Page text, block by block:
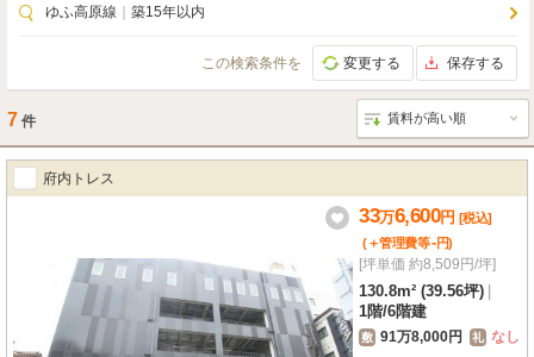
ゆふ高原線 築15年以内
この検索条件を 変更する 保存する
7 件
府内トレス
33万6,600円 [税込]
(＋管理費等-円)
[坪単価 約8,509円/坪]
130.8m² (39.56坪)
1階/6階建
敷 91万8,000円 礼 なし